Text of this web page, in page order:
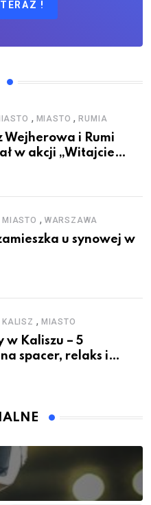
!
, MIASTO ,RUMIA
Wejherowa i Rumi
w akcji „Witajcie
MIASTO , WARSZAWA
u synowej w
KALISZ , MIASTO
w Kaliszu – 5
spacer, relaks i